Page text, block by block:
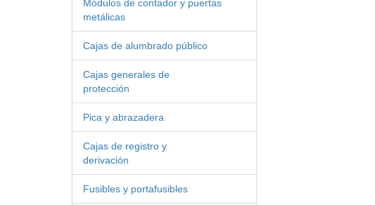
Módulos de contador y puertas
metálicas
Cajas de alumbrado público
Cajas generales de
protección
Pica y abrazadera
Cajas de registro y
derivación
Fusibles y portafusibles